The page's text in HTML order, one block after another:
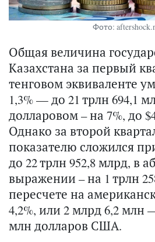
Фото:
Общая величина
Казахстана за первый
тенговом эквиваленте
1,3% — до 21 трлн 694,1
долларовом – на 7%, до
Однако за второй
показателю сложился
до 22 трлн 952,8 млрд, в
выражении – на 1 трлн
пересчете на
4,2%, или 2 млрд 6,2 млн
млн долларов США.